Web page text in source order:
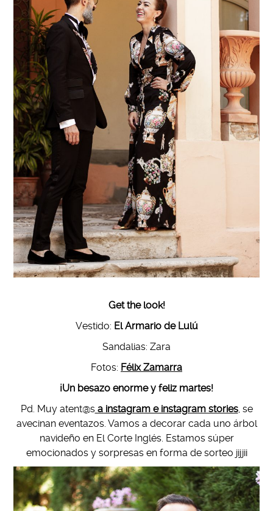
Get the look!
Vestido: El Armario de Lulú
Sandalias: Zara
Fotos: Félix Zamarra
¡Un besazo enorme y feliz martes!
Pd. Muy atent@sa instagram e instagram stories, se
avecinan eventazos. Vamos a decorar cada uno árbol
navideño en El Corte Inglés. Estamos súper
emocionados y sorpresas en forma de sorteo jijjii